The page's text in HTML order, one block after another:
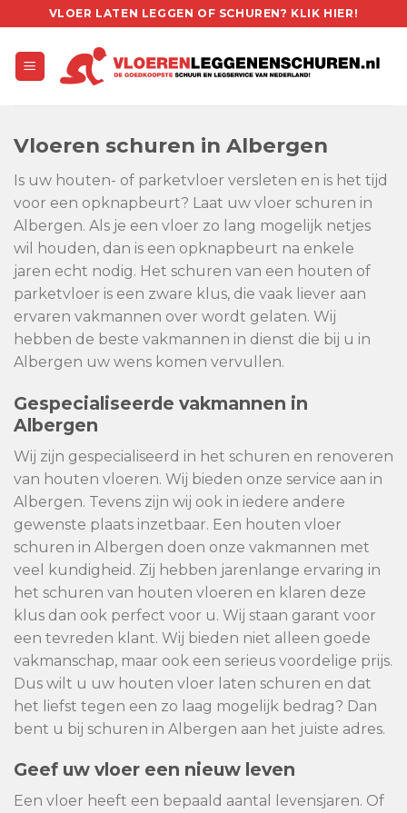
to
content
VLOER LATEN LEGGEN OF SCHUREN? KLIK HIER!
Vloeren schuren in Albergen
Is uw houten- of parketvloer versleten en is het tijd
voor een opknapbeurt? Laat uw vloer schuren in
Albergen. Als je een vloer zo lang mogelijk netjes
wil houden, dan is een opknapbeurt na enkele
jaren echt nodig. Het schuren van een houten of
parketvloer is een zware klus, die vaak liever aan
ervaren vakmannen over wordt gelaten. Wij
hebben de beste vakmannen in dienst die bij u in
Albergen uw wens komen vervullen.
Gespecialiseerde vakmannen in
Albergen
Wij zijn gespecialiseerd in het schuren en renoveren
van houten vloeren. Wij bieden onze service aan in
Albergen. Tevens zijn wij ook in iedere andere
gewenste plaats inzetbaar. Een houten vloer
schuren in Albergen doen onze vakmannen met
veel kundigheid. Zij hebben jarenlange ervaring in
het schuren van houten vloeren en klaren deze
klus dan ook perfect voor u. Wij staan garant voor
een tevreden klant. Wij bieden niet alleen goede
vakmanschap, maar ook een serieus voordelige prijs.
Dus wilt u uw houten vloer laten schuren en dat
het liefst tegen een zo laag mogelijk bedrag? Dan
bent u bij schuren in Albergen aan het juiste adres.
Geef uw vloer een nieuw leven
Een vloer heeft een bepaald aantal levensjaren. Of